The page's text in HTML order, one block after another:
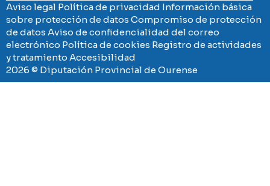
Aviso legal Política de privacidad Información básica
sobre protección de datos Compromiso de protección
de datos Aviso de confidencialidad del correo
electrónico Política de cookies Registro de actividades
y tratamiento Accesibilidad
2026 © Diputación Provincial de Ourense